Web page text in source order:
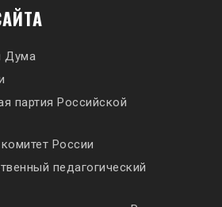
Дума
партия Российской
России
педагогический